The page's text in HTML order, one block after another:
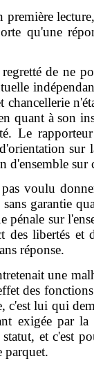
première lecture,
qu'une
de ne
chancellerie
quant à son
Le
sur
d'ensemble sur
voulu
garantie
sur
des libertés
réponse.
une
des
c'est lui qui
exigée par
et c'est
parquet.